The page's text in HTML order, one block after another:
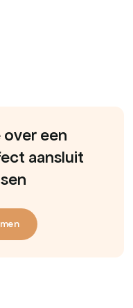
over een
aansluit